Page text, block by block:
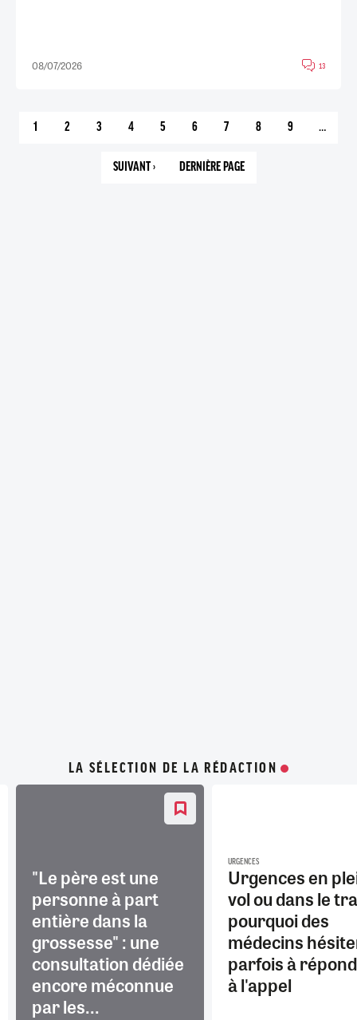
08/07/2026 13
PAGE
1 PAGE
2 PAGE
3 PAGE
4 PAGE
5 PAGE
6 PAGE
7 PAGE
8 PAGE
9 …
PAGE
SUIVANT › DERNIÈRE PAGE
142
LA SÉLECTION DE LA RÉDACTION
"Le père est une
personne à part
entière dans la
grossesse" : une
consultation dédiée
encore méconnue
par les...
URGENCES
Urgences en
vol ou dans le
pourquoi des
médecins
parfois à
à l'appel